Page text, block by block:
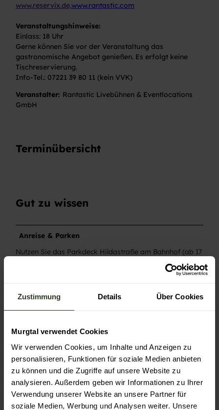
Zustimmung Details Über Cookies
Murgtal verwendet Cookies
Wir verwenden Cookies, um Inhalte und Anzeigen zu
personalisieren, Funktionen für soziale Medien anbieten
zu können und die Zugriffe auf unsere Website zu
analysieren. Außerdem geben wir Informationen zu Ihrer
Verwendung unserer Website an unsere Partner für
soziale Medien, Werbung und Analysen weiter. Unsere
www.reservix.de,www.rantastic.com
Veranstaltungshinweise:
Einlass: 18 Uhr
Gerne können Sie vor der Veranstaltung das
gastronomische Angebot genießen. Es erfolgt keine
Tischreservierung.
Info-Tel.: 07221 39 80 11 (kein VVK)
Veranstalter: Rantastic Livebühnen & Eventlocations
GmbH
Terminübersicht
Gut zu wissen
Anreise & Parken
Nutzen Sie das Parkdeck Hildastraße am Bahnhof (ab 17
Uhr kostenlos). Bitte NICHT im Innenhof der Bühne
Preisinformationen
Tickets gibt es online oder im Kulturbüro der Stadt
Autor:in
Gaggenau
Organisation
Gaggenau